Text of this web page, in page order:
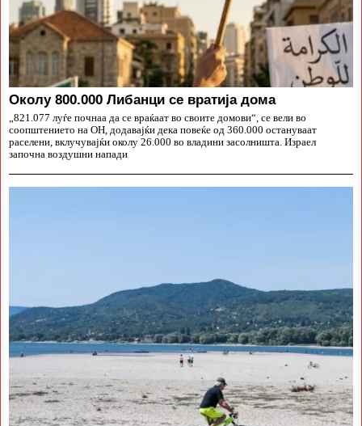
Околу 800.000 Либанци се вратија дома
„821.077 луѓе почнаа да се враќаат во своите домови“, се вели во
соопштението на ОН, додавајќи дека повеќе од 360.000 остануваат
раселени, вклучувајќи околу 26.000 во владини засолништа. Израел
започна воздушни напади